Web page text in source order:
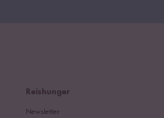
Reishunger
Newsletter